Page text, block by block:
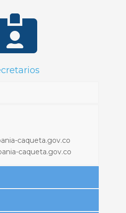
caqueta.gov.co
caqueta.gov.co